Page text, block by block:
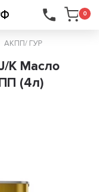
0
...
АКПП/ ГУР
K Масло
(4л)